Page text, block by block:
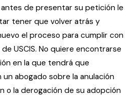
de presentar su petición le
tener que volver atrás y
el proceso para cumplir con
USCIS. No quiere encontrarse
en la que tendrá que
abogado sobre la anulación
o la derogación de su adopción